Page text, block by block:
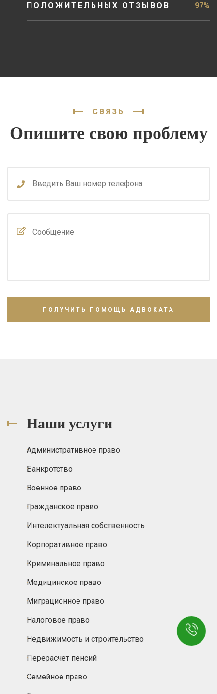
ПОЛОЖИТЕЛЬНЫХ ОТЗЫВОВ 97%
СВЯЗЬ
Опишите свою проблему
Наши услуги
Административное право
Банкротство
Военное право
Гражданское право
Интелектуальная собственность
Корпоративное право
Криминальное право
Медицинское право
Миграционное право
Налоговое право
Недвижимость и строительство
Перерасчет пенсий
Семейное право